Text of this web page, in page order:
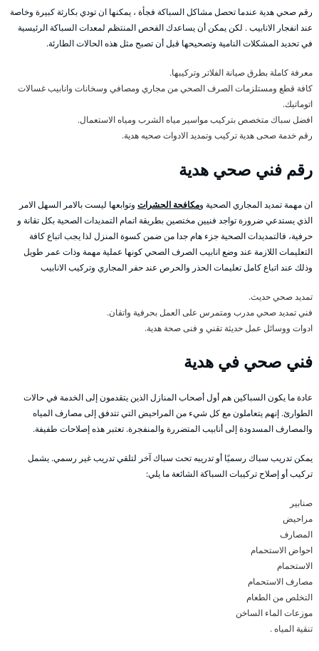
رقم صحي هدية عندما تحصل مشاكل السباكة فجأة ، يمكنها ان تودي بكارثة كبيرة وخاصة
عند انفجار الانابيب . لكن يمكن أن يساعدك الفحص المنتظم لمعدات السباكة الرئيسية
في تحديد المشكلات النامية وتصحيحها قبل أن تصبح مثل هذه الحالات الطارئة.
معرفة كاملة بطرق صيانة الفلاتر وتركيبها.
كافة قطع ومستلزمات الصرف الصحي من مجاري ومصافي وسخانات وانابيب غسالات
اتوماتيك.
افضل سباك متخصص بتركيب مواسير مياه الشرب ومياه الاستعمال.
رقم خدمة صحى هدية تركيب وتمديد الادوات صحيه هدية.
رقم فني صحي هدية
ان مهمة تمديد المجاري الصحية ومكافحة الحشرات وتوابعها ليست بالامر السهل الامر
الذي يستدعي ضرورة تواجد فنيين مختصين بطريقة اتمام التمديدات الصحية بكل تقانة و
حرفية، فالتمديدات الصحية جزء هام جدا من ضمن كسوة المنزل لذا يجب اتباع كافة
التعليمات اللازمة عند وضع انابيب الصرف الصحي كونها عملية مهمة وذات عمر طويل
وذلك عند اتباع كامل تعليمات الحذر والحرص عند حفر المجاري وتركيب الانابيب
تمديد صحي حديث.
فني تمديد صحي مدرب ومتمرس على العمل بحرفية واتقان.
ادوات ووسائل عمل حديثة تقني و فنى صحة هدية.
فني صحي في هدية
عادة ما يكون السباكين هم أول أصحاب المنازل الذين يتقدمون إلى الخدمة في حالات
الطوارئ. إنهم يتعاملون مع كل شيء من المراحيض التي تتدفق إلى مصارف المياه
والمصارف المسدودة إلى أنابيب المتضررة والمنفجرة. تعتبر هذه إصلاحات طفيفة.
يمكن تدريب سباك رسميًا أو تدريبه تحت سباك آخر لتلقي تدريب غير رسمي. يشمل
تركيب أو إصلاح تركيبات السباكة الشائعة ما يلي:
صنابير
مراحيض
المصارف
احواض الاستحمام
الاستحمام
مصارف الاستحمام
التخلص من الطعام
موزعات الماء الساخن
تنقية المياه .